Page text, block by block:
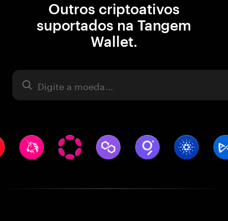
Outros criptoativos
suportados na Tangem
Wallet.
Ativo